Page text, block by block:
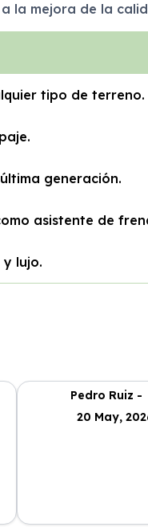
la mejora de la
tipo de terreno.
generación.
asistente de
lujo.
Pedro Ruiz -
20 May,